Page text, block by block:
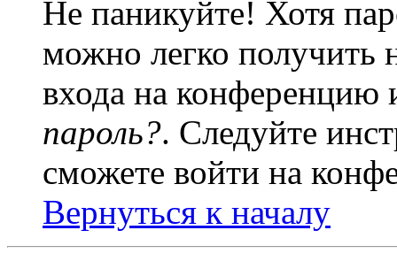
Не паникуйте! Хотя
можно легко получить
входа на
пароль?. Следуйте
сможете войти на
Вернуться к началу